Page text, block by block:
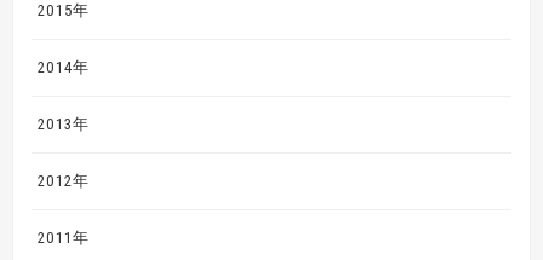
2015年
2014年
2013年
2012年
2011年